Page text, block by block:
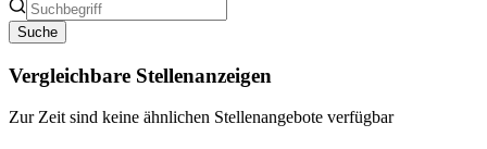
Suche
Vergleichbare Stellenanzeigen
Zur Zeit sind keine ähnlichen Stellenangebote verfügbar